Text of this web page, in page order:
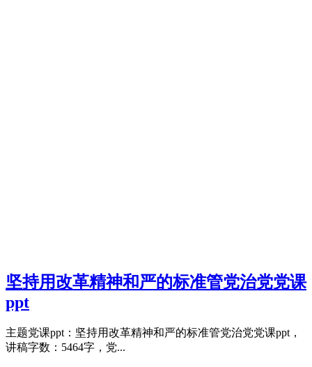
坚持用改革精神和严的标准管党治党党课
ppt
主题党课ppt：坚持用改革精神和严的标准管党治党党课ppt，
讲稿字数：5464字，党...